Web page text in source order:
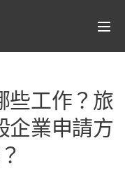
些工作？旅
企業申請方